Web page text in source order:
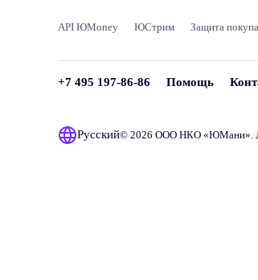
API ЮMoney ЮСтрим Защита
+7 495 197-86-86 Помощь
Русский© 2026 ООО НКО «ЮМани».